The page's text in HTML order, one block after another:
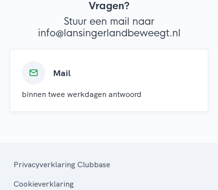
Vragen?
Stuur een mail naar
info@lansingerlandbeweegt.nl
Mail
binnen twee werkdagen antwoord
Privacyverklaring Clubbase
Cookieverklaring